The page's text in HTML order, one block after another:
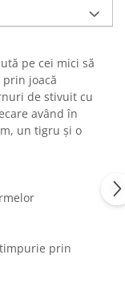
pe cei mici să
joacă
de stivuit cu
având în
un tigru și o
prin